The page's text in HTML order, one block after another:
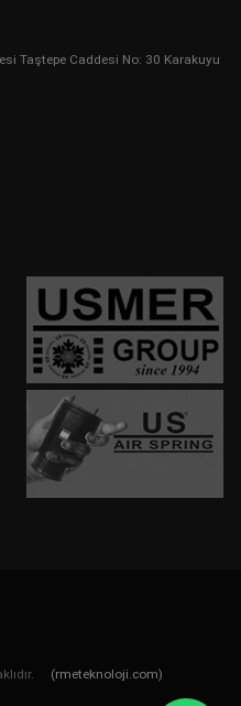
Taştepe Caddesi No: 30 Karakuyu
(rmeteknoloji.com)